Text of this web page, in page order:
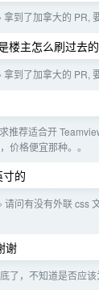
› 拿到了加拿大的 PR,
楼主怎么刷过去
› 拿到了加拿大的 PR,
求推荐适合开
价格便宜那种。。
的
› 请问有没有外联 css
谢
了，不知道是否应